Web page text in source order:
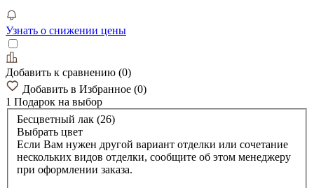
Узнать о снижении цены
Добавить к сравнению (0)
Добавить в Избранное (0)
1 Подарок на выбор
Бесцветный лак (26)
Выбрать цвет
Если Вам нужен другой вариант отделки или сочетание
нескольких видов отделки, сообщите об этом менеджеру
при оформлении заказа.